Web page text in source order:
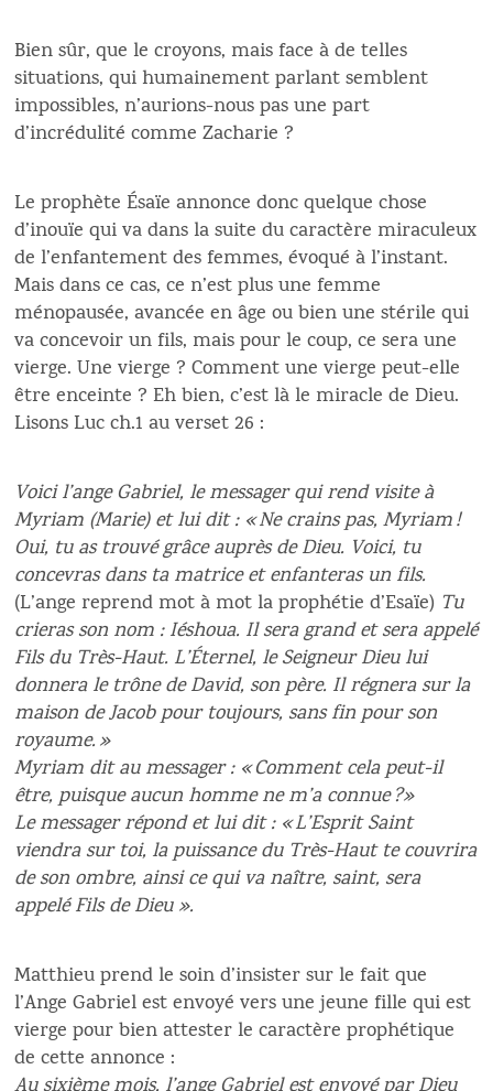
Bien sûr, que le croyons, mais face à de telles
situations, qui humainement parlant semblent
impossibles, n’aurions-nous pas une part
d’incrédulité comme Zacharie ?
Le prophète Ésaïe annonce donc quelque chose
d’inouïe qui va dans la suite du caractère miraculeux
de l’enfantement des femmes, évoqué à l’instant.
Mais dans ce cas, ce n’est plus une femme
ménopausée, avancée en âge ou bien une stérile qui
va concevoir un fils, mais pour le coup, ce sera une
vierge. Une vierge ? Comment une vierge peut-elle
être enceinte ? Eh bien, c’est là le miracle de Dieu.
Lisons Luc ch.1 au verset 26 :
Voici l’ange Gabriel, le messager qui rend visite à
Myriam (Marie) et lui dit : « Ne crains pas, Myriam !
Oui, tu as trouvé grâce auprès de Dieu. Voici, tu
concevras dans ta matrice et enfanteras un fils.
(L’ange reprend mot à mot la prophétie d’Esaïe) Tu
crieras son nom : Iéshoua. Il sera grand et sera appelé
Fils du Très-Haut. L’Éternel, le Seigneur Dieu lui
donnera le trône de David, son père. Il régnera sur la
maison de Jacob pour toujours, sans fin pour son
royaume. »
Myriam dit au messager : « Comment cela peut-il
être, puisque aucun homme ne m’a connue ?»
Le messager répond et lui dit : « L’Esprit Saint
viendra sur toi, la puissance du Très-Haut te couvrira
de son ombre, ainsi ce qui va naître, saint, sera
appelé Fils de Dieu ».
Matthieu prend le soin d’insister sur le fait que
l’Ange Gabriel est envoyé vers une jeune fille qui est
vierge pour bien attester le caractère prophétique
de cette annonce :